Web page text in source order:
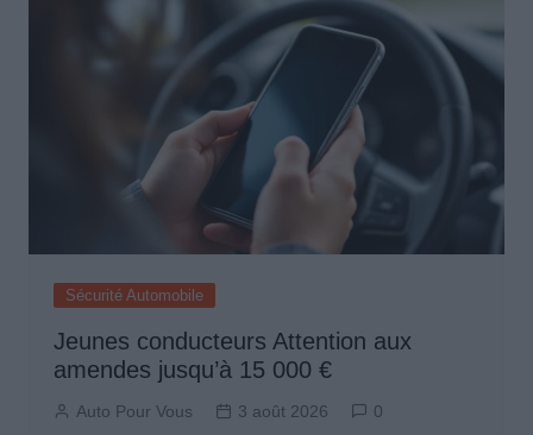
Sécurité Automobile
Jeunes conducteurs Attention aux
amendes jusqu’à 15 000 €
Auto Pour Vous 3 août 2026 0